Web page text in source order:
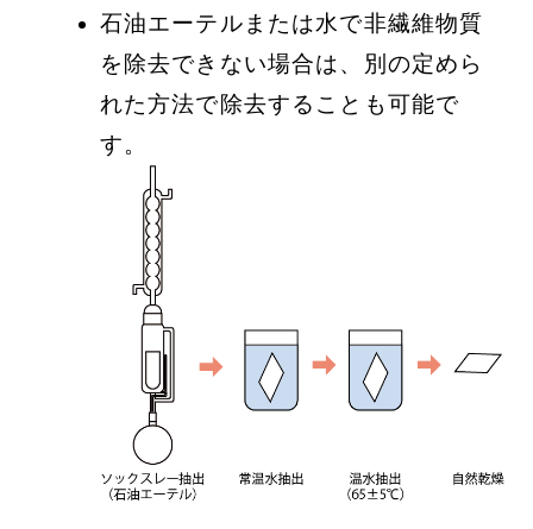
石油エーテルまたは水で非繊維物質
を除去できない場合は、別の定めら
れた方法で除去することも可能で
す。